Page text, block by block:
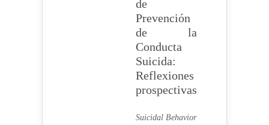
de
Prevención
de la
Conducta
Suicida:
Reflexiones
prospectivas
Suicidal Behavior